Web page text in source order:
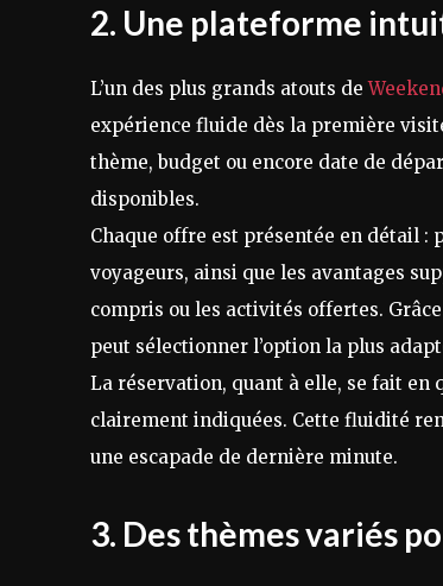
2. Une plateforme
L’un des plus grands atouts de
expérience fluide dès la première
thème, budget ou encore date de
disponibles.
Chaque offre est présentée en détail :
voyageurs, ainsi que les avantages
compris ou les activités offertes.
peut sélectionner l’option la plus
La réservation, quant à elle, se fait en
clairement indiquées. Cette fluidité
une escapade de dernière minute.
3. Des thèmes variés